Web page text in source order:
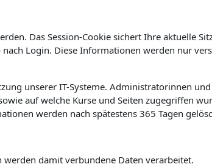
Das Session-Cookie sichert Ihre aktuelle
Login. Diese Informationen werden nur
unserer IT-Systeme. Administratorinnen
auf welche Kurse und Seiten zugegriffen
werden nach spätestens 365 Tagen
damit verbundene Daten verarbeitet.